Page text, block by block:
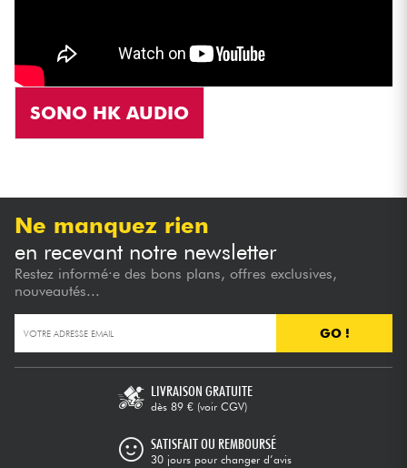
SONO HK AUDIO
Ne manquez rien
en recevant notre newsletter
Restez informé·e des bons plans, offres exclusives,
nouveautés...
GO !
LIVRAISON GRATUITE
dès 89 € (voir CGV)
SATISFAIT OU REMBOURSÉ
30 jours pour changer d’avis